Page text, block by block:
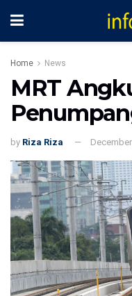
Home News
MRT
by Riza Riza